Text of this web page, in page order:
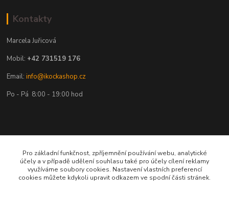
Kontakty
Marcela Juřicová
Mobil: +42 731519 176
Email:info@ikockashop.cz
Po - Pá 8:00 - 19:00 hod
Provozovatel
MAJU Eshop s.r.o.
Pro základní funkčnost, zpříjemnění používání webu, analytické
účely a v případě udělení souhlasu také pro účely cílení reklamy
využíváme soubory cookies. Nastavení vlastních preferencí
cookies můžete kdykoli upravit odkazem ve spodní části stránek.